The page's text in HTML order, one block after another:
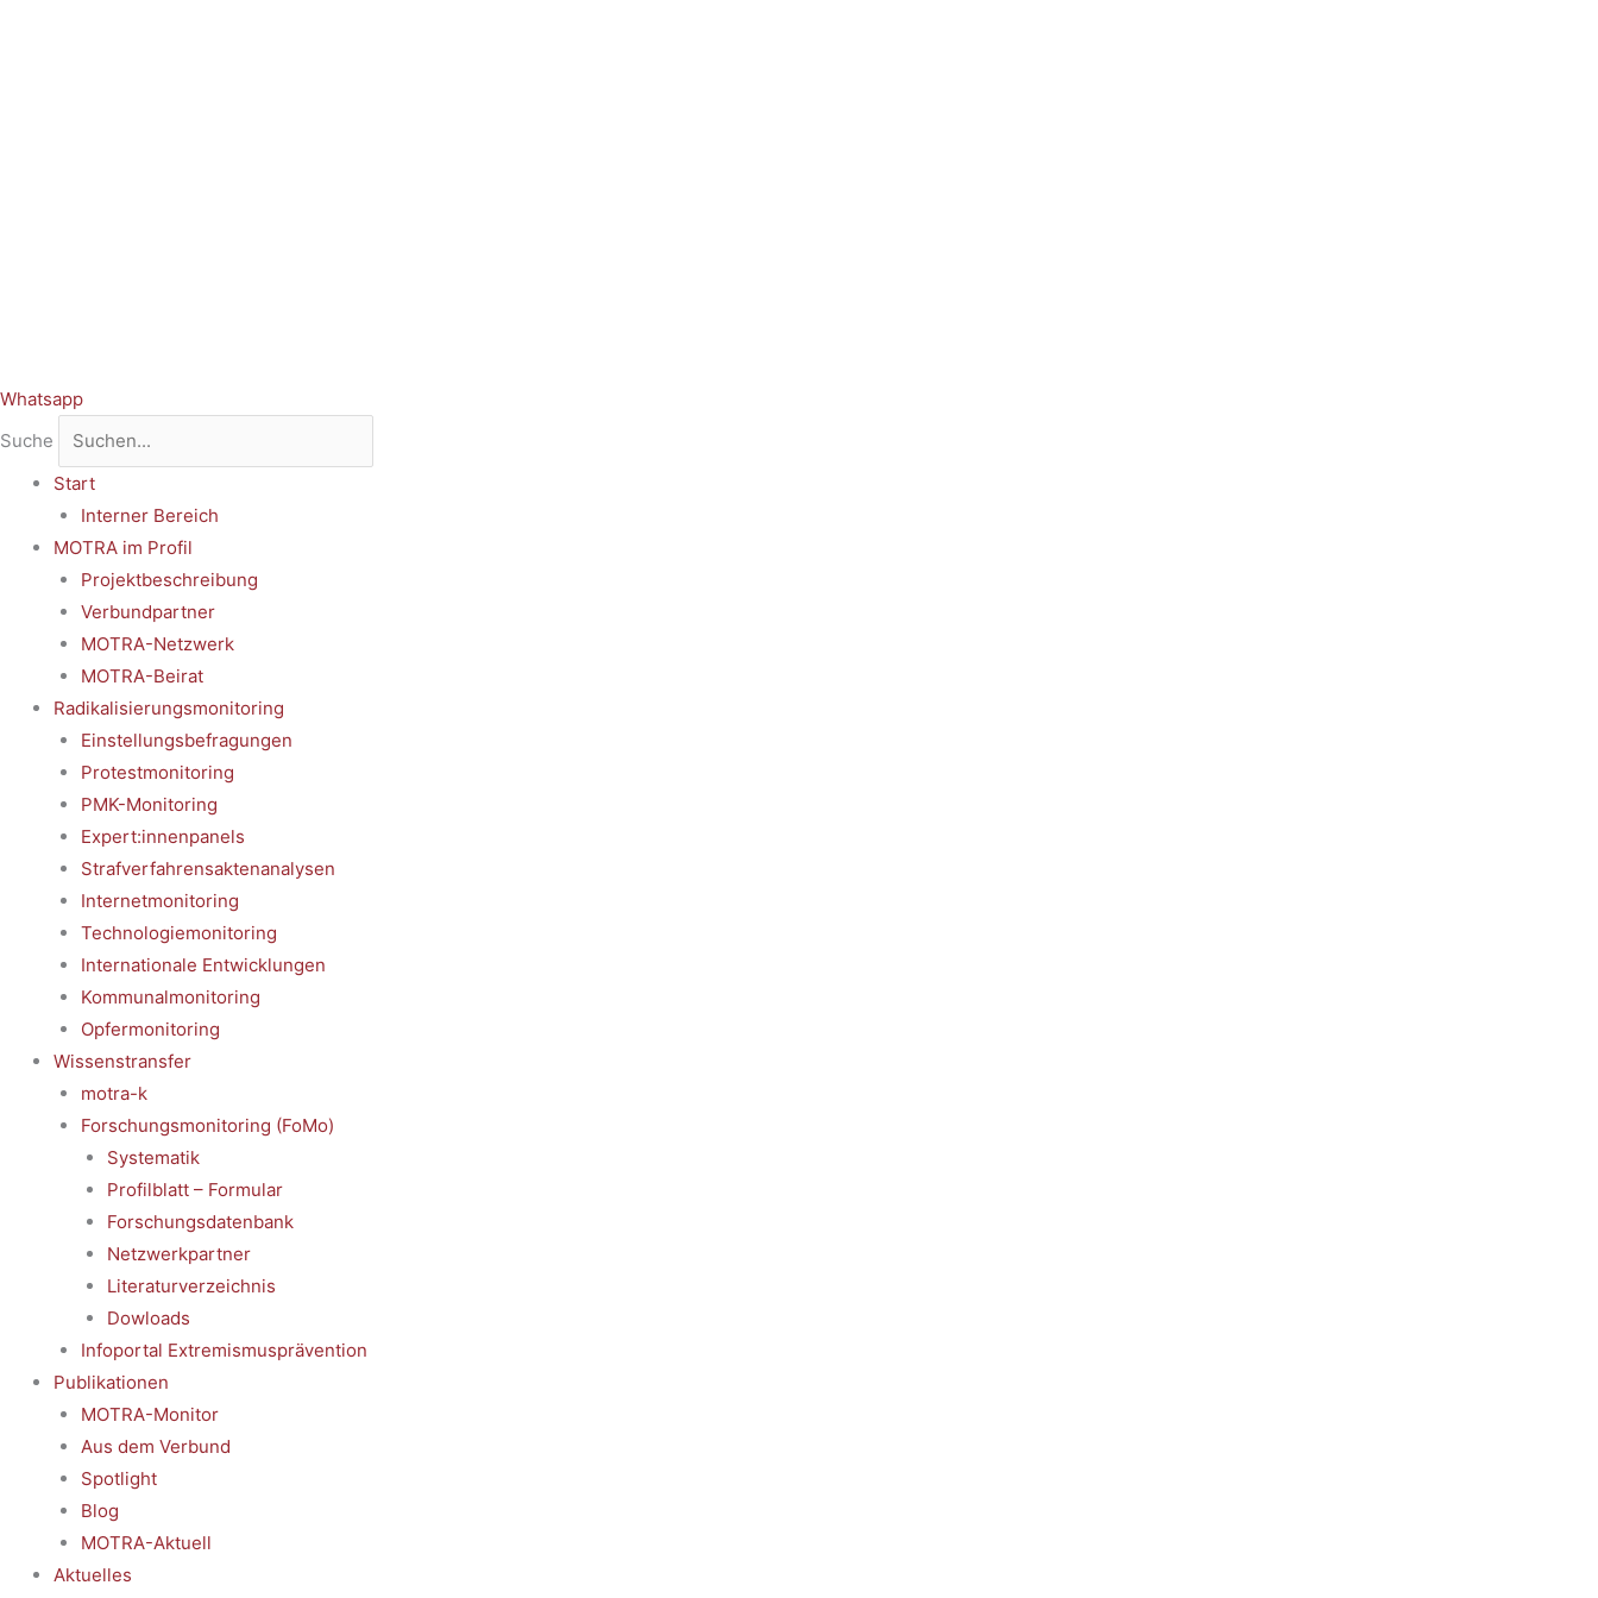
Whatsapp
Suche
Start
Interner Bereich
MOTRA im Profil
Projektbeschreibung
Verbundpartner
MOTRA-Netzwerk
MOTRA-Beirat
Radikalisierungsmonitoring
Einstellungsbefragungen
Protestmonitoring
PMK-Monitoring
Expert:innenpanels
Strafverfahrensaktenanalysen
Internetmonitoring
Technologiemonitoring
Internationale Entwicklungen
Kommunalmonitoring
Opfermonitoring
Wissenstransfer
motra-k
Forschungsmonitoring (FoMo)
Systematik
Profilblatt – Formular
Forschungsdatenbank
Netzwerkpartner
Literaturverzeichnis
Dowloads
Infoportal Extremismusprävention
Publikationen
MOTRA-Monitor
Aus dem Verbund
Spotlight
Blog
MOTRA-Aktuell
Aktuelles